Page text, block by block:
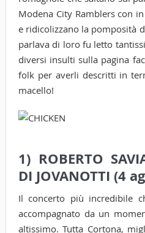
Modena City Ramblers con
e ridicolizzano la pomposità
parlava di loro fu letto
diversi insulti sulla pagina
folk per averli descritti in
macello!
1) ROBERTO
DI JOVANOTTI (4
Il concerto più incredibile
accompagnato da un
altissimo. Tutta Cortona,